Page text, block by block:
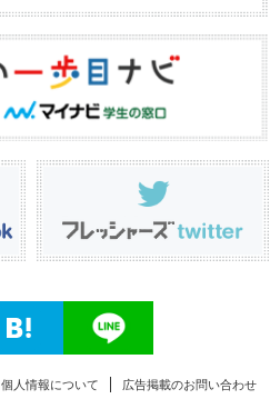
個人情報について 広告掲載のお問い合わせ